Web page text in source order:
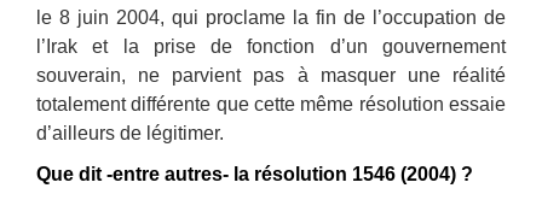
le 8 juin 2004, qui proclame la fin de l’occupation de
l’Irak et la prise de fonction d’un gouvernement
souverain, ne parvient pas à masquer une réalité
totalement différente que cette même résolution essaie
d’ailleurs de légitimer.
Que dit -entre autres- la résolution 1546 (2004) ?